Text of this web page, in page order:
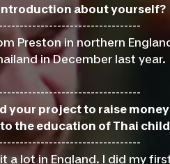
about yourself?
Preston in northern
in December last year.
project to raise
the education of Thai
a lot in England. I did my